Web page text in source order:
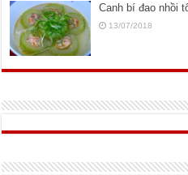
Canh bí đao nhồi
13/07/2018